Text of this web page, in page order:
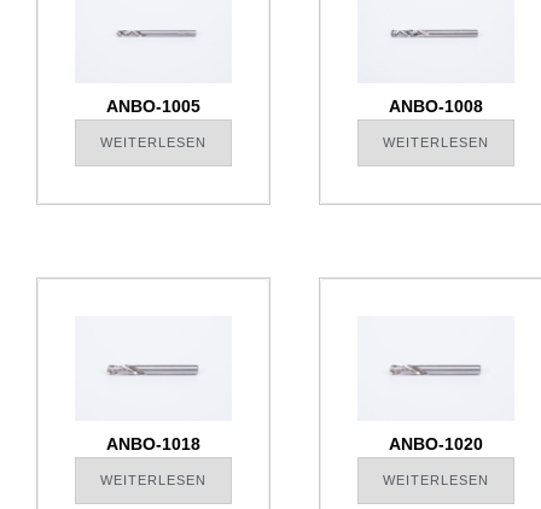
ANBO-1005
WEITERLESEN
ANBO-1008
WEITERLESEN
ANBO-1018
WEITERLESEN
ANBO-1020
WEITERLESEN